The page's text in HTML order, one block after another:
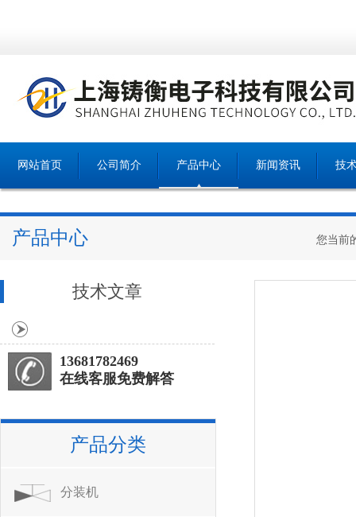
网站首页 公司简介 产品中心 新闻资讯 技
产品中心 您当前
技术文章
13681782469
在线客服免费解答
产品分类
分装机